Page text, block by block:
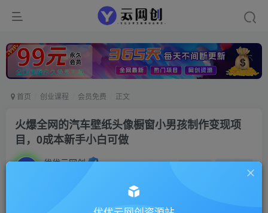
首页 创业课程 会员免费 正文
火爆全网的汽车壁纸头像橱窗小男孩制作变现项
目，0成本新手小白可做
优优云网创 私信